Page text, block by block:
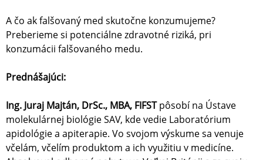
A čo ak falšovaný med skutočne konzumujeme?
Preberieme si potenciálne zdravotné riziká, pri
konzumácii falšovaného medu.
Prednášajúci:
Ing. Juraj Majtán, DrSc., MBA, FIFSTpôsobí na Ústave
molekulárnej biológie SAV, kde vedie Laboratórium
apidológie a apiterapie. Vo svojom výskume sa venuje
včelám, včelím produktom a ich využitiu v medicíne.